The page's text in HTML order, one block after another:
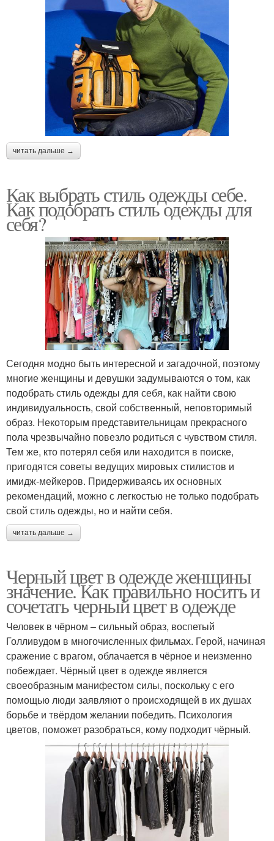
читать дальше →
Как выбрать стиль одежды себе.
Как подобрать стиль одежды для
себя?
Сегодня модно быть интересной и загадочной, поэтому
многие женщины и девушки задумываются о том, как
подобрать стиль одежды для себя, как найти свою
индивидуальность, свой собственный, неповторимый
образ. Некоторым представительницам прекрасного
пола чрезвычайно повезло родиться с чувством стиля.
Тем же, кто потерял себя или находится в поиске,
пригодятся советы ведущих мировых стилистов и
имидж-мейкеров. Придерживаясь их основных
рекомендаций, можно с легкостью не только подобрать
свой стиль одежды, но и найти себя.
читать дальше →
Черный цвет в одежде женщины
значение. Как правильно носить и
сочетать черный цвет в одежде
Человек в чёрном – сильный образ, воспетый
Голливудом в многочисленных фильмах. Герой, начиная
сражение с врагом, облачается в чёрное и неизменно
побеждает. Чёрный цвет в одежде является
своеобразным манифестом силы, поскольку с его
помощью люди заявляют о происходящей в их душах
борьбе и твёрдом желании победить. Психология
цветов, поможет разобраться, кому подходит чёрный.